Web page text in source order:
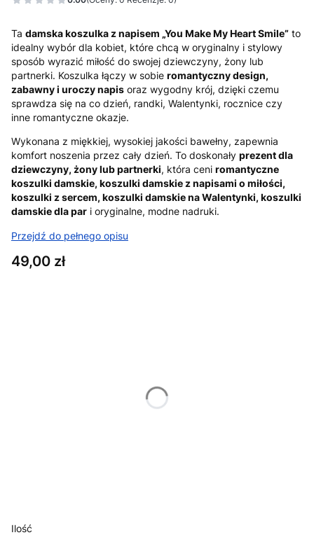
Ta damska koszulka z napisem „You Make My Heart Smile” to
idealny wybór dla kobiet, które chcą w oryginalny i stylowy
sposób wyrazić miłość do swojej dziewczyny, żony lub
partnerki. Koszulka łączy w sobie romantyczny design,
zabawny i uroczy napis oraz wygodny krój, dzięki czemu
sprawdza się na co dzień, randki, Walentynki, rocznice czy
inne romantyczne okazje.
Wykonana z miękkiej, wysokiej jakości bawełny, zapewnia
komfort noszenia przez cały dzień. To doskonały prezent dla
dziewczyny, żony lub partnerki, która ceni romantyczne
koszulki damskie, koszulki damskie z napisami o miłości,
koszulki z sercem, koszulki damskie na Walentynki, koszulki
damskie dla par i oryginalne, modne nadruki.
Przejdź do pełnego opisu
Cena
49,00 zł
Ilość